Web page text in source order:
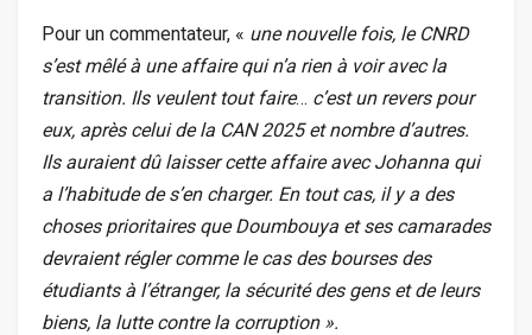
Pour un commentateur, « une nouvelle fois, le CNRD
s’est mêlé à une affaire qui n’a rien à voir avec la
transition. Ils veulent tout faire… c’est un revers pour
eux, après celui de la CAN 2025 et nombre d’autres.
Ils auraient dû laisser cette affaire avec Johanna qui
a l’habitude de s’en charger. En tout cas, il y a des
choses prioritaires que Doumbouya et ses camarades
devraient régler comme le cas des bourses des
étudiants à l’étranger, la sécurité des gens et de leurs
biens, la lutte contre la corruption ».